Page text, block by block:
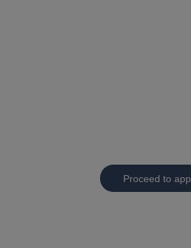
Proceed to app